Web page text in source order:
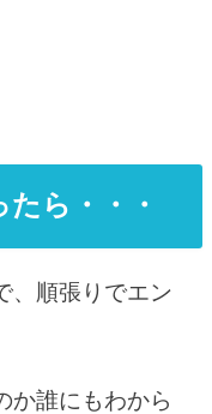
ら・・・
、順張りでエン
か誰にもわから